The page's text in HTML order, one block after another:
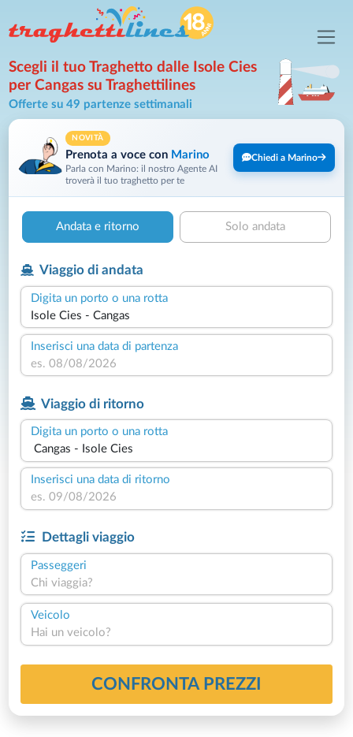
Scegli il tuo Traghetto dalle Isole Cies
per Cangas su Traghettilines
Offerte su 49 partenze settimanali
NOVITÀ
Prenota a voce con Marino
Parla con Marino: il nostro Agente AI
troverà il tuo traghetto per te
Chiedi a Marino
Andata e ritorno Solo andata
Viaggio di andata
Digita un porto o una rotta
Inserisci una data di partenza
Viaggio di ritorno
Digita un porto o una rotta
Inserisci una data di ritorno
Dettagli viaggio
Passeggeri
Chi viaggia?
Veicolo
Hai un veicolo?
CONFRONTA PREZZI